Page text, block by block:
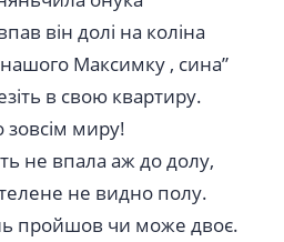
він долі на коліна
Максимку , сина”
в свою квартиру.
зовсім миру!
не впала аж до долу,
не видно полу.
пройшов чи може двоє.